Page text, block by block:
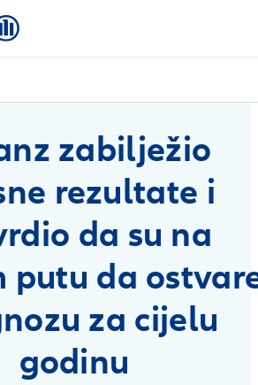
zabilježio
rezultate i
da su na
putu da
za cijelu
godinu